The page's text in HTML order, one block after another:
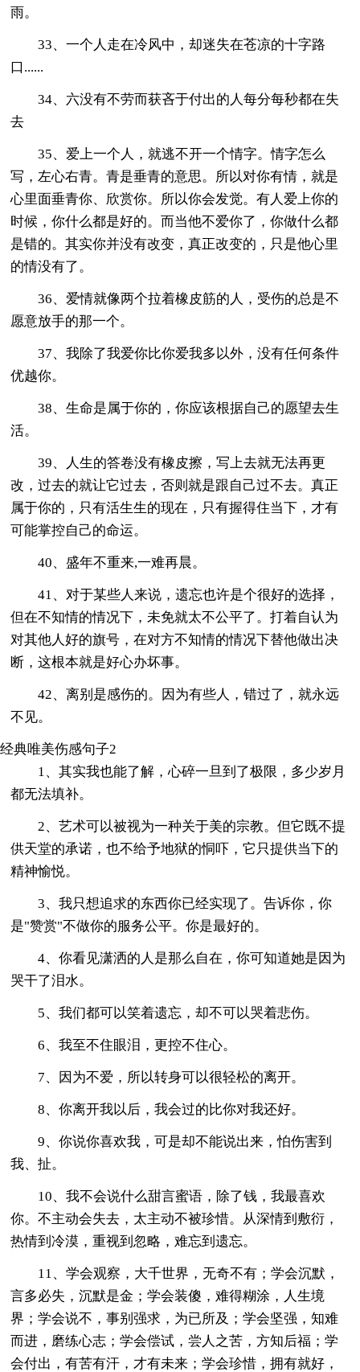
雨。
33、一个人走在冷风中，却迷失在苍凉的十字路
口......
34、六没有不劳而获吝于付出的人每分每秒都在失
去
35、爱上一个人，就逃不开一个情字。情字怎么
写，左心右青。青是垂青的意思。所以对你有情，就是
心里面垂青你、欣赏你。所以你会发觉。有人爱上你的
时候，你什么都是好的。而当他不爱你了，你做什么都
是错的。其实你并没有改变，真正改变的，只是他心里
的情没有了。
36、爱情就像两个拉着橡皮筋的人，受伤的总是不
愿意放手的那一个。
37、我除了我爱你比你爱我多以外，没有任何条件
优越你。
38、生命是属于你的，你应该根据自己的愿望去生
活。
39、人生的答卷没有橡皮擦，写上去就无法再更
改，过去的就让它过去，否则就是跟自己过不去。真正
属于你的，只有活生生的现在，只有握得住当下，才有
可能掌控自己的命运。
40、盛年不重来,一难再晨。
41、对于某些人来说，遗忘也许是个很好的选择，
但在不知情的情况下，未免就太不公平了。打着自认为
对其他人好的旗号，在对方不知情的情况下替他做出决
断，这根本就是好心办坏事。
42、离别是感伤的。因为有些人，错过了，就永远
不见。
经典唯美伤感句子2
1、其实我也能了解，心碎一旦到了极限，多少岁月
都无法填补。
2、艺术可以被视为一种关于美的宗教。但它既不提
供天堂的承诺，也不给予地狱的恫吓，它只提供当下的
精神愉悦。
3、我只想追求的东西你已经实现了。告诉你，你
是"赞赏"不做你的服务公平。你是最好的。
4、你看见潇洒的人是那么自在，你可知道她是因为
哭干了泪水。
5、我们都可以笑着遗忘，却不可以哭着悲伤。
6、我至不住眼泪，更控不住心。
7、因为不爱，所以转身可以很轻松的离开。
8、你离开我以后，我会过的比你对我还好。
9、你说你喜欢我，可是却不能说出来，怕伤害到
我、扯。
10、我不会说什么甜言蜜语，除了钱，我最喜欢
你。不主动会失去，太主动不被珍惜。从深情到敷衍，
热情到冷漠，重视到忽略，难忘到遗忘。
11、学会观察，大千世界，无奇不有；学会沉默，
言多必失，沉默是金；学会装傻，难得糊涂，人生境
界；学会说不，事别强求，为已所及；学会坚强，知难
而进，磨练心志；学会偿试，尝人之苦，方知后福；学
会付出，有苦有汗，才有未来；学会珍惜，拥有就好，